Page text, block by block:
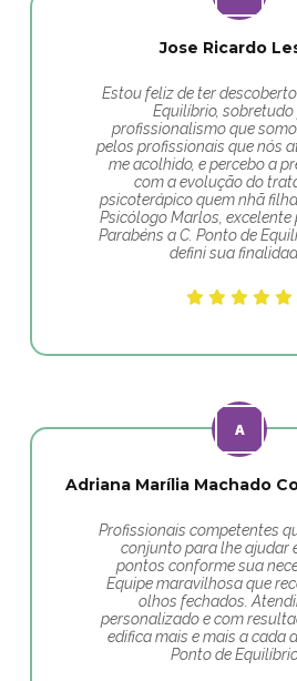
Jose Ricardo
Estou feliz de ter
Equilíbrio, sobretudo
profissionalismo que
pelos profissionais que nós
me acolhido, e percebo a
com a evolução do
psicoterápico quem nhã
Psicólogo Marlos, excelente
Parabéns a C. Ponto de
defini sua
Adriana Marília Machado
Profissionais competentes
conjunto para lhe ajudar
pontos conforme sua
Equipe maravilhosa que
olhos fechados.
personalizado e com
edifica mais e mais a cada
Ponto de